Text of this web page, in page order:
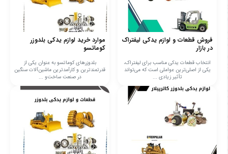
فروش قطعات و لوازم یدکی لیفتراک
در بازار
انتخاب قطعات یدکی مناسب برای لیفتراک،
یکی از اصلی‌ترین عواملی است که می‌تواند
تأثیر زیادی ...
موارد خرید لوازم یدکی بلدوزر
کوماتسو
بلدوزرهای کوماتسو به عنوان یکی از
قدرتمندترین و کارآمدترین ماشین‌آلات سنگین
در صنعت ساخت‌و ...